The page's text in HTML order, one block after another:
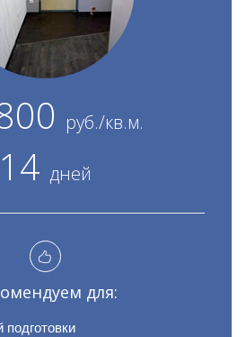
руб./кв.м.
14 дней
для: